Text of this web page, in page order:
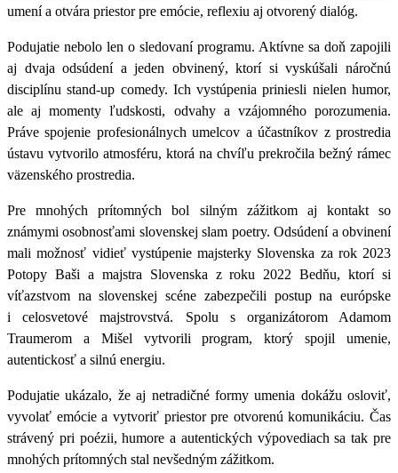
umení a otvára priestor pre emócie, reflexiu aj otvorený dialóg.
Podujatie nebolo len o sledovaní programu. Aktívne sa doň zapojili
aj dvaja odsúdení a jeden obvinený, ktorí si vyskúšali náročnú
disciplínu stand-up comedy. Ich vystúpenia priniesli nielen humor,
ale aj momenty ľudskosti, odvahy a vzájomného porozumenia.
Práve spojenie profesionálnych umelcov a účastníkov z prostredia
ústavu vytvorilo atmosféru, ktorá na chvíľu prekročila bežný rámec
väzenského prostredia.
Pre mnohých prítomných bol silným zážitkom aj kontakt so
známymi osobnosťami slovenskej slam poetry. Odsúdení a obvinení
mali možnosť vidieť vystúpenie majsterky Slovenska za rok 2023
Potopy Baši a majstra Slovenska z roku 2022 Bedňu, ktorí si
víťazstvom na slovenskej scéne zabezpečili postup na európske
i celosvetové majstrovstvá. Spolu s organizátorom Adamom
Traumerom a Mišel vytvorili program, ktorý spojil umenie,
autentickosť a silnú energiu.
Podujatie ukázalo, žeaj netradičné formy umenia dokážu osloviť,
vyvolať emócie a vytvoriť priestor pre otvorenú komunikáciu. Čas
strávený pri poézii, humore a autentických výpovediach sa tak pre
mnohých prítomných stal nevšedným zážitkom.